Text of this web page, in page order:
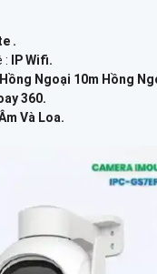
.
: IP Wifi.
Hồng Ngoại 10m Hồng
360.
Và Loa.